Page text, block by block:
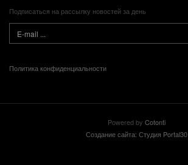
Подписаться на рассылку новостей за день
Политика конфиденциальности
Powered by Cotonti
Создание сайта: Студия Portal30